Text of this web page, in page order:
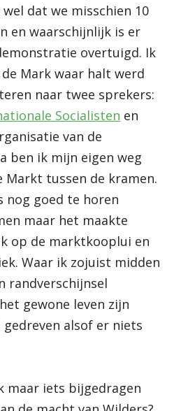
dat we misschien 10
en waarschijnlijk is er
overtuigd. Ik
Mark waar halt werd
naar twee sprekers:
Socialisten en
van de
ben ik mijn eigen weg
Markt tussen de kramen.
nog goed te horen
maar het maakte
op de marktkooplui en
Waar ik zojuist midden
randverschijnsel
gewone leven zijn
alsof er niets
iets bijgedragen